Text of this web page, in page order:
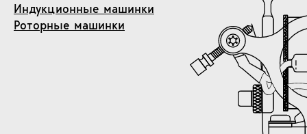
Индукционные машинки
Роторные машинки